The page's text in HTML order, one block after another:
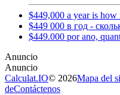
$449,000 a year is how
$449 000 в год -
$449.000 por ano,
Calculat.IO© 2026Mapa del
deContáctenos